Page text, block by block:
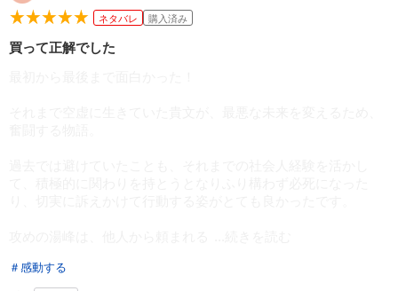
ネタバレ 購入済み
買って正解でした
＃感動する